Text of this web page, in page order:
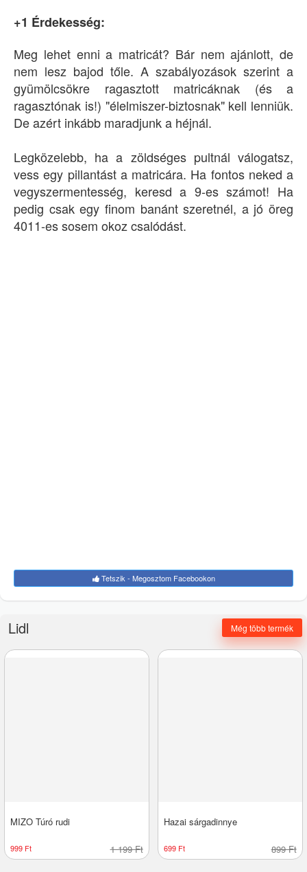
+1 Érdekesség:
Meg lehet enni a matricát? Bár nem ajánlott, de
nem lesz bajod tőle. A szabályozások szerint a
gyümölcsökre ragasztott matricáknak (és a
ragasztónak is!) "élelmiszer-biztosnak" kell lenniük.
De azért inkább maradjunk a héjnál.
Legközelebb, ha a zöldséges pultnál válogatsz,
vess egy pillantást a matricára. Ha fontos neked a
vegyszermentesség, keresd a 9-es számot! Ha
pedig csak egy finom banánt szeretnél, a jó öreg
4011-es sosem okoz csalódást.
Tetszik - Megosztom Facebookon
Lidl Még több termék
MIZO Túró rudi
999 Ft 1 199 Ft
Hazai sárgadinnye
699 Ft 899 Ft